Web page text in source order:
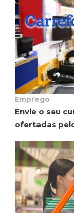
Emprego
Envie o seu
ofertadas